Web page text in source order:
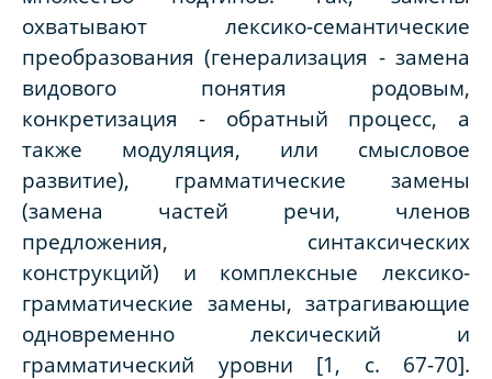
охватывают лексико-семантические
преобразования (генерализация - замена
видового понятия родовым,
конкретизация - обратный процесс, а
также модуляция, или смысловое
развитие), грамматические замены
(замена частей речи, членов
предложения, синтаксических
конструкций) и комплексные лексико-
грамматические замены, затрагивающие
одновременно лексический и
грамматический уровни [1, с. 67-70].